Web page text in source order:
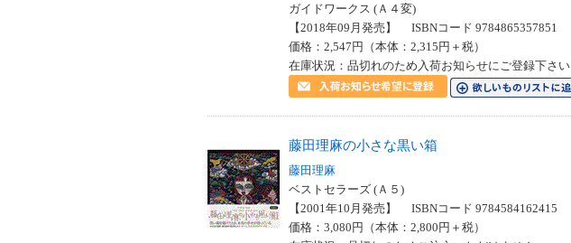
ガイドワークス (Ａ４変)
【2018年09月発売】 ISBNコード 9784865357851
価格：2,547円（本体：2,315円＋税）
在庫状況：品切れのため入荷お知らせにご登録下さい
藤田理麻の小さな黒い箱
藤田理麻
ベストセラーズ (Ａ５)
【2001年10月発売】 ISBNコード 9784584162415
価格：3,080円（本体：2,800円＋税）